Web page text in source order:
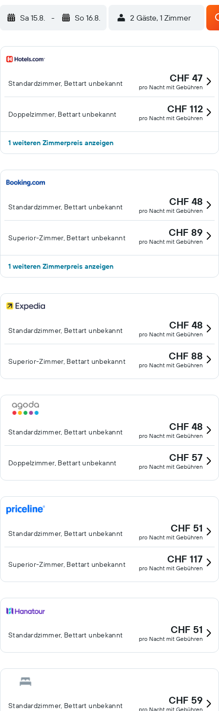
Freizeitaktivitäten werden entweder vor Ort oder in der Nähe
Sa 15.8. - So 16.8. 2 Gäste, 1 Zimmer
Standardzimmer, Bettart unbekannt CHF 47
pro Nacht mit Gebühren
Doppelzimmer, Bettart unbekannt CHF 112
pro Nacht mit Gebühren
1 weiteren Zimmerpreis anzeigen
Standardzimmer, Bettart unbekannt CHF 48
pro Nacht mit Gebühren
Superior-Zimmer, Bettart unbekannt CHF 89
pro Nacht mit Gebühren
1 weiteren Zimmerpreis anzeigen
Standardzimmer, Bettart unbekannt CHF 48
pro Nacht mit Gebühren
Superior-Zimmer, Bettart unbekannt CHF 88
pro Nacht mit Gebühren
Standardzimmer, Bettart unbekannt CHF 48
pro Nacht mit Gebühren
Doppelzimmer, Bettart unbekannt CHF 57
pro Nacht mit Gebühren
Standardzimmer, Bettart unbekannt CHF 51
pro Nacht mit Gebühren
Superior-Zimmer, Bettart unbekannt CHF 117
pro Nacht mit Gebühren
Standardzimmer, Bettart unbekannt CHF 51
pro Nacht mit Gebühren
Standardzimmer, Bettart unbekannt CHF 59
pro Nacht mit Gebühren